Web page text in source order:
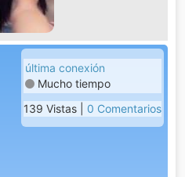
última conexión
Mucho tiempo
139 Vistas | 0 Comentarios